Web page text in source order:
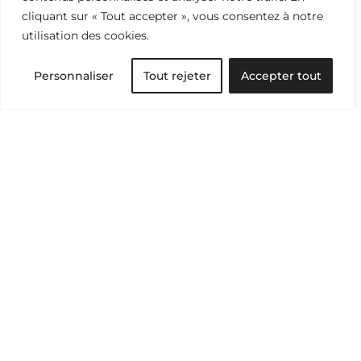
cliquant sur « Tout accepter », vous consentez à notre
utilisation des cookies.
Personnaliser Tout rejeter Accepter tout